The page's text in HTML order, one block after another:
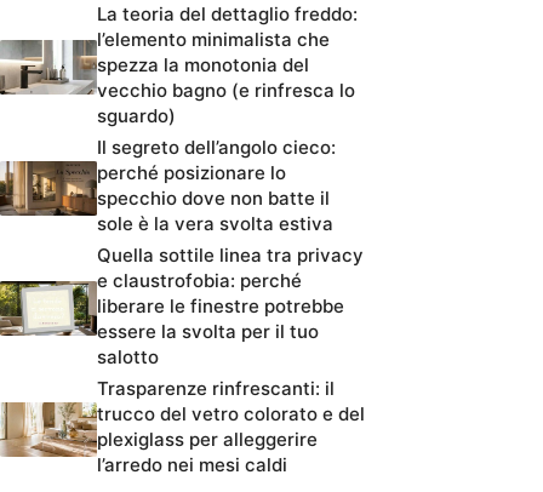
La teoria del dettaglio freddo:
l’elemento minimalista che
spezza la monotonia del
vecchio bagno (e rinfresca lo
sguardo)
Il segreto dell’angolo cieco:
perché posizionare lo
specchio dove non batte il
sole è la vera svolta estiva
Quella sottile linea tra privacy
e claustrofobia: perché
liberare le finestre potrebbe
essere la svolta per il tuo
salotto
Trasparenze rinfrescanti: il
trucco del vetro colorato e del
plexiglass per alleggerire
l’arredo nei mesi caldi